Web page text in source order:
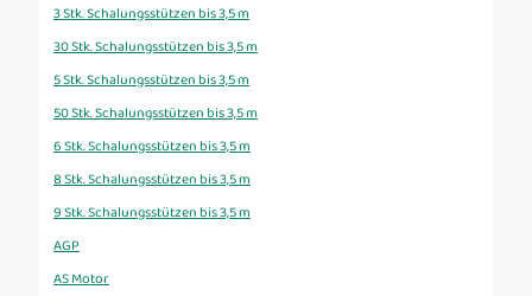
3 Stk. Schalungsstützen bis 3,5 m
30 Stk. Schalungsstützen bis 3,5 m
5 Stk. Schalungsstützen bis 3,5 m
50 Stk. Schalungsstützen bis 3,5 m
6 Stk. Schalungsstützen bis 3,5 m
8 Stk. Schalungsstützen bis 3,5 m
9 Stk. Schalungsstützen bis 3,5 m
AGP
AS Motor